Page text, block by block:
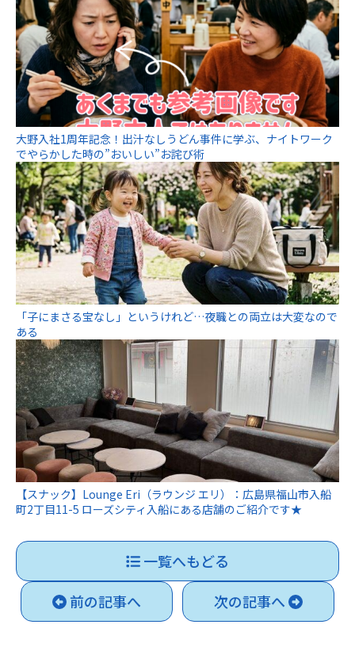
大野入社1周年記念！出汁なしうどん事件に学ぶ、ナイトワーク
でやらかした時の”おいしい”お詫び術
「子にまさる宝なし」というけれど…夜職との両立は大変なので
ある
【スナック】Lounge Eri（ラウンジ エリ）：広島県福山市入船
町2丁目11-5 ローズシティ入船にある店舗のご紹介です★
一覧へもどる
前の記事へ
次の記事へ